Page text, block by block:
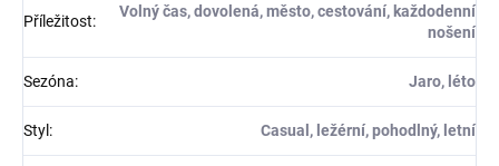
Příležitost:
Volný čas, dovolená, město, cestování, každodenní
nošení
Sezóna: Jaro, léto
Styl : Casual, ležérní, pohodlný, letní